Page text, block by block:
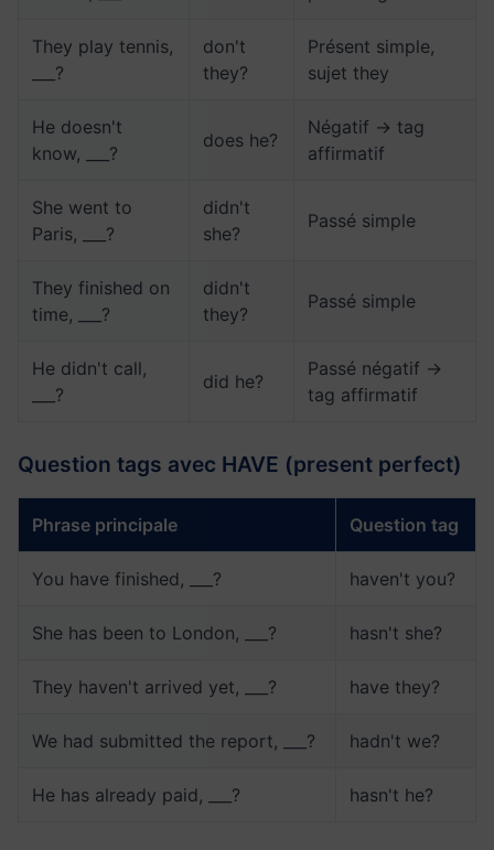
They play tennis,
___?
don't
they?
Présent simple,
sujet they
He doesn't
know, ___?
does he?
Négatif → tag
affirmatif
She went to
Paris, ___?
didn't
she?
Passé simple
They finished on
time, ___?
didn't
they?
Passé simple
He didn't call,
___?
did he?
Passé négatif →
tag affirmatif
Question tags avec HAVE (present perfect)
Phrase principale Question tag
You have finished, ___? haven't you?
She has been to London, ___? hasn't she?
They haven't arrived yet, ___? have they?
We had submitted the report, ___? hadn't we?
He has already paid, ___? hasn't he?